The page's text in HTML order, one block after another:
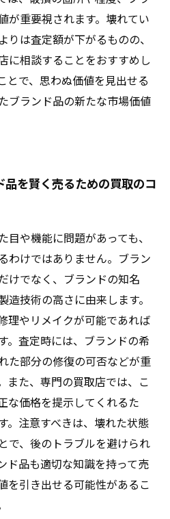
が重要視されます。壊れてい
りは査定額が下がるものの、
に相談することをおすすめし
とで、思わぬ価値を見出せる
ブランド品の新たな市場価値
を賢く売るための買取のコ
や機能に問題があっても、
わけではありません。ブラン
けでなく、ブランドの知名
技術の高さに由来します。
理やリメイクが可能であれば
。査定時には、ブランドの希
た部分の修復の可否などが重
また、専門の買取店では、こ
な価格を提示してくれるた
。注意すべきは、壊れた状態
で、後のトラブルを避けられ
ド品も適切な知識を持って売
を引き出せる可能性があるこ